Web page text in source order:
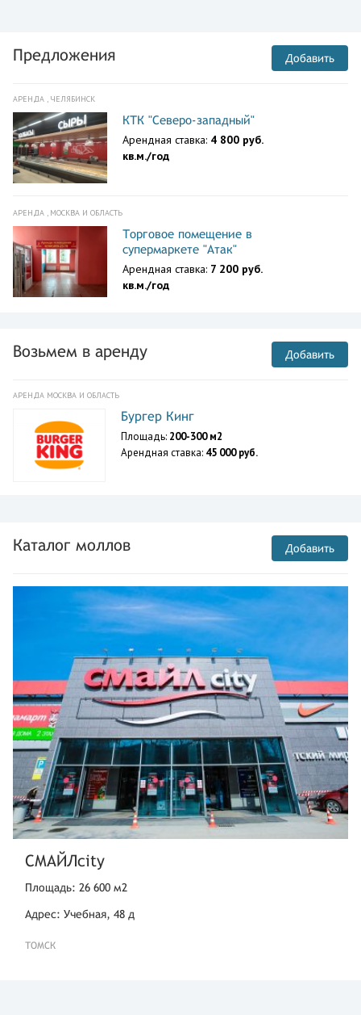
Предложения Добавить
АРЕНДА , ЧЕЛЯБИНСК
КТК "Северо-западный"
Арендная ставка: 4 800 руб.
кв.м./год
АРЕНДА , МОСКВА И ОБЛАСТЬ
Торговое помещение в
супермаркете "Атак"
Арендная ставка: 7 200 руб.
кв.м./год
Возьмем в аренду Добавить
АРЕНДА МОСКВА И ОБЛАСТЬ
Бургер Кинг
Площадь: 200-300 м2
Арендная ставка: 45 000 руб.
Каталог моллов Добавить
СМАЙЛcity
Площадь: 26 600 м2
Адрес: Учебная, 48 д
ТОМСК